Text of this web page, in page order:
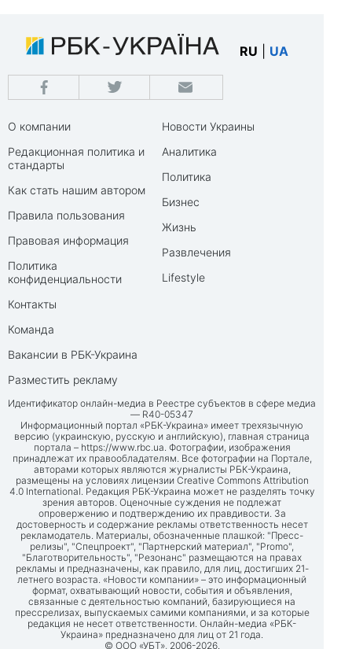
RU UA
О компании
Редакционная политика и
стандарты
Как стать нашим автором
Правила пользования
Правовая информация
Политика
конфиденциальности
Контакты
Команда
Вакансии в РБК-Украина
Разместить рекламу
Новости Украины
Аналитика
Политика
Бизнес
Жизнь
Развлечения
Lifestyle
Идентификатор онлайн-медиа в Реестре субъектов в сфере медиа
— R40-05347
Информационный портал «РБК-Украина» имеет трехязычную
версию (украинскую, русскую и английскую), главная страница
портала – https://www.rbc.ua. Фотографии, изображения
принадлежат их правообладателям. Все фотографии на Портале,
авторами которых являются журналисты РБК-Украина,
размещены на условиях лицензии Creative Commons Attribution
4.0 International. Редакция РБК-Украина может не разделять точку
зрения авторов. Оценочные суждения не подлежат
опровержению и подтверждению их правдивости. За
достоверность и содержание рекламы ответственность несет
рекламодатель. Материалы, обозначенные плашкой: "Пресс-
релизы", "Спецпроект", "Партнерский материал", "Promo",
"Благотворительность", "Резонанс" размещаются на правах
рекламы и предназначены, как правило, для лиц, достигших 21-
летнего возраста. «Новости компании» – это информационный
формат, охватывающий новости, события и объявления,
связанные с деятельностью компаний, базирующиеся на
прессрелизах, выпускаемых самими компаниями, и за которые
редакция не несет ответственности. Онлайн-медиа «РБК-
Украина» предназначено для лиц от 21 года.
© ООО «УБТ», 2006-2026.